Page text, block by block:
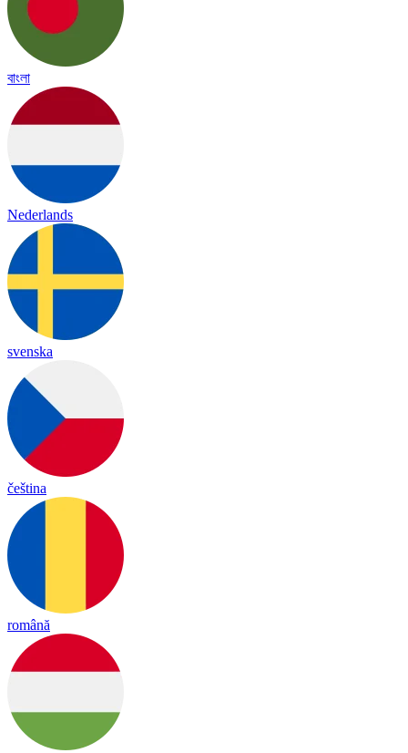
বাংলা
Nederlands
svenska
čeština
română